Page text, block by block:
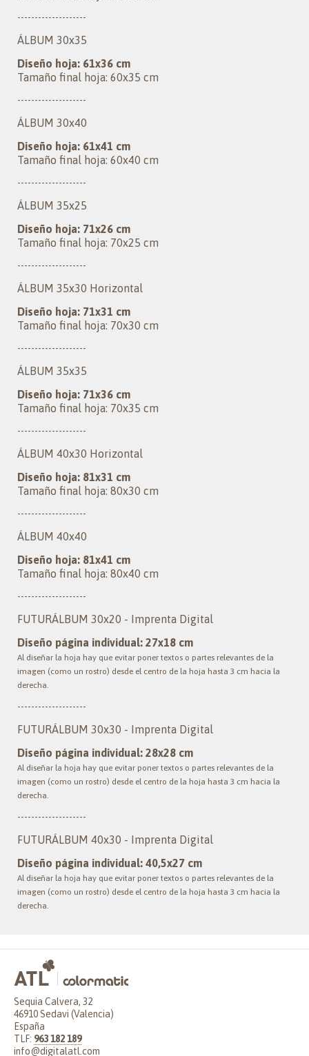
--------------------
ÁLBUM 30x35
Diseño hoja: 61x36 cm
Tamaño final hoja: 60x35 cm
--------------------
ÁLBUM 30x40
Diseño hoja: 61x41 cm
Tamaño final hoja: 60x40 cm
--------------------
ÁLBUM 35x25
Diseño hoja: 71x26 cm
Tamaño final hoja: 70x25 cm
--------------------
ÁLBUM 35x30 Horizontal
Diseño hoja: 71x31 cm
Tamaño final hoja: 70x30 cm
--------------------
ÁLBUM 35x35
Diseño hoja: 71x36 cm
Tamaño final hoja: 70x35 cm
--------------------
ÁLBUM 40x30 Horizontal
Diseño hoja: 81x31 cm
Tamaño final hoja: 80x30 cm
--------------------
ÁLBUM 40x40
Diseño hoja: 81x41 cm
Tamaño final hoja: 80x40 cm
--------------------
FUTURÁLBUM 30x20 - Imprenta Digital
Diseño página individual: 27x18 cm
Al diseñar la hoja hay que evitar poner textos o partes relevantes de la
imagen (como un rostro) desde el centro de la hoja hasta 3 cm hacia la
derecha.
--------------------
FUTURÁLBUM 30x30 - Imprenta Digital
Diseño página individual: 28x28 cm
Al diseñar la hoja hay que evitar poner textos o partes relevantes de la
imagen (como un rostro) desde el centro de la hoja hasta 3 cm hacia la
derecha.
--------------------
FUTURÁLBUM 40x30 - Imprenta Digital
Diseño página individual: 40,5x27 cm
Al diseñar la hoja hay que evitar poner textos o partes relevantes de la
imagen (como un rostro) desde el centro de la hoja hasta 3 cm hacia la
derecha.
Sequia Calvera, 32
46910 Sedavi (Valencia)
España
TLF: 963 182 189
info@digitalatl.com